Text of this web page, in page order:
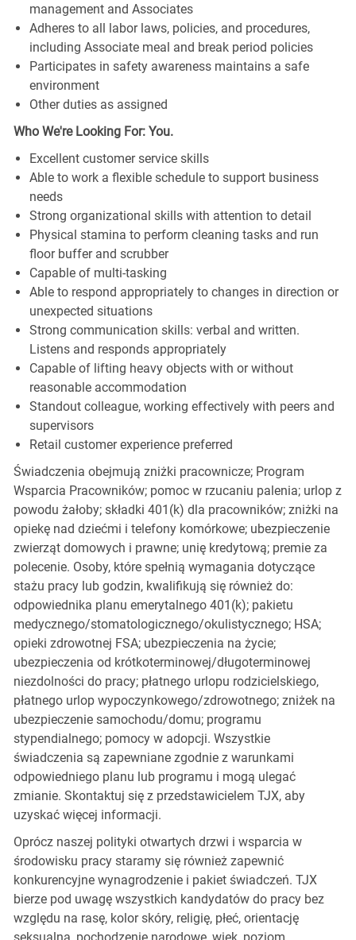
management and Associates
Adheres to all labor laws, policies, and procedures,
including Associate meal and break period policies
Participates in safety awareness maintains a safe
environment
Other duties as assigned
Who We're Looking For: You.
Excellent customer service skills
Able to work a flexible schedule to support business
needs
Strong organizational skills with attention to detail
Physical stamina to perform cleaning tasks and run
floor buffer and scrubber
Capable of multi-tasking
Able to respond appropriately to changes in direction or
unexpected situations
Strong communication skills: verbal and written.
Listens and responds appropriately
Capable of lifting heavy objects with or without
reasonable accommodation
Standout colleague, working effectively with peers and
supervisors
Retail customer experience preferred
Świadczenia obejmują zniżki pracownicze; Program
Wsparcia Pracowników; pomoc w rzucaniu palenia; urlop z
powodu żałoby; składki 401(k) dla pracowników; zniżki na
opiekę nad dziećmi i telefony komórkowe; ubezpieczenie
zwierząt domowych i prawne; unię kredytową; premie za
polecenie. Osoby, które spełnią wymagania dotyczące
stażu pracy lub godzin, kwalifikują się również do:
odpowiednika planu emerytalnego 401(k); pakietu
medycznego/stomatologicznego/okulistycznego; HSA;
opieki zdrowotnej FSA; ubezpieczenia na życie;
ubezpieczenia od krótkoterminowej/długoterminowej
niezdolności do pracy; płatnego urlopu rodzicielskiego,
płatnego urlop wypoczynkowego/zdrowotnego; zniżek na
ubezpieczenie samochodu/domu; programu
stypendialnego; pomocy w adopcji. Wszystkie
świadczenia są zapewniane zgodnie z warunkami
odpowiedniego planu lub programu i mogą ulegać
zmianie. Skontaktuj się z przedstawicielem TJX, aby
uzyskać więcej informacji.
Oprócz naszej polityki otwartych drzwi i wsparcia w
środowisku pracy staramy się również zapewnić
konkurencyjne wynagrodzenie i pakiet świadczeń. TJX
bierze pod uwagę wszystkich kandydatów do pracy bez
względu na rasę, kolor skóry, religię, płeć, orientację
seksualną, pochodzenie narodowe, wiek, poziom